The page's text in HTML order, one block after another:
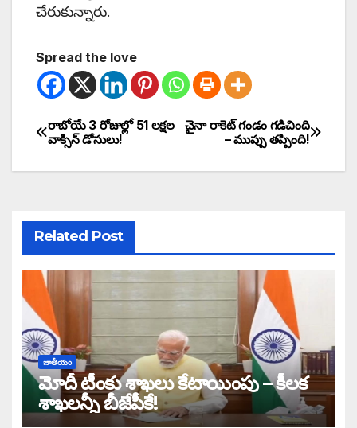
చేరుకున్నారు.
Spread the love
చైనా రాకెట్ గండం గడిచింది
– ముప్పు తప్పింది!
రాబోయే 3 రోజుల్లో 51 లక్షల
వాక్సిన్ డోసులు!
Related Post
జాతీయం
మోదీ టీంకు శాఖలు కేటాయింపు – కీలక
శాఖలన్నీ బీజేపీకే!